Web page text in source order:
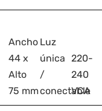
Ancho
44 x
Alto
75 mm
Luz
única
/
conectable
220-
240
VCA